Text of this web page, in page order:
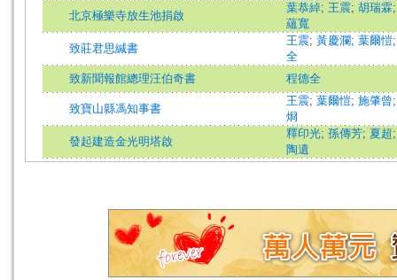
北京極樂寺放生池捐啟
葉恭綽; 王震; 胡瑞霖
蘊寬
致莊君思緘書
王震; 黃慶瀾; 葉爾愷
全
致新聞報館總理汪伯奇書
程德全
致寶山縣馮知事書
王震; 葉爾愷; 施肇曾
烱
發起建造金光明塔啟
釋印光; 孫傳芳; 夏超
陶遺